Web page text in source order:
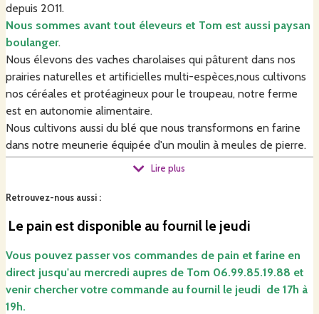
depuis 2011.
Nous sommes avant tout éleveurs et Tom est aussi paysan
boulanger.
Nous élevons des vaches charolaises qui pâturent dans nos
prairies naturelles et artificielles multi-espèces,nous cultivons
nos céréales et protéagineux pour le troupeau, notre ferme
est en autonomie alimentaire.
Nous cultivons aussi du blé que nous transformons en farine
dans notre meunerie équipée d'un moulin à meules de pierre.
C 'est une farine de blé semi complète ( type T80)
aménagé dans une ancienne grange.
cuits dans un four chauffé au bois
Vous pouvez passer vos commandes de pain en direct
jusqu'au mercredi aupres de Tom 06.99.85.19.88 et venir
chercher votre pain au fournil le jeudi de 17h à 19h.
Lire plus
Retrouvez-nous aussi :
Le pain est disponible au fournil le jeudi
Vous pouvez passer vos commandes de pain et farine en
direct jusqu'au mercredi aupres de Tom 06.99.85.19.88 et
venir chercher votre commande au fournil le jeudi de 17h à
19h.